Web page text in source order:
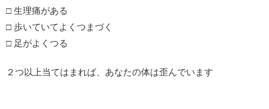
□ 生理痛がある
□ 歩いていてよくつまづく
□ 足がよくつる
２つ以上当てはまれば、あなたの体は歪んでいます